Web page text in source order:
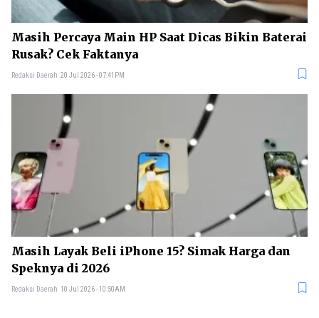
Masih Percaya Main HP Saat Dicas Bikin Baterai
Rusak? Cek Faktanya
Redaksi Daerah 20 Jul 2026 - 07:41PM
Masih Layak Beli iPhone 15? Simak Harga dan
Speknya di 2026
Redaksi Daerah 10 Jul 2026 - 10:50AM